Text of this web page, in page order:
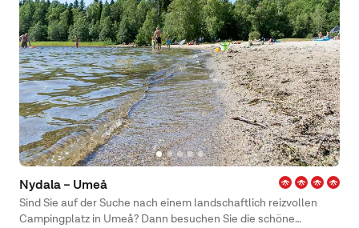
Nydala – Umeå
Sind Sie auf der Suche nach einem landschaftlich reizvollen
Campingplatz in Umeå? Dann besuchen Sie die schöne